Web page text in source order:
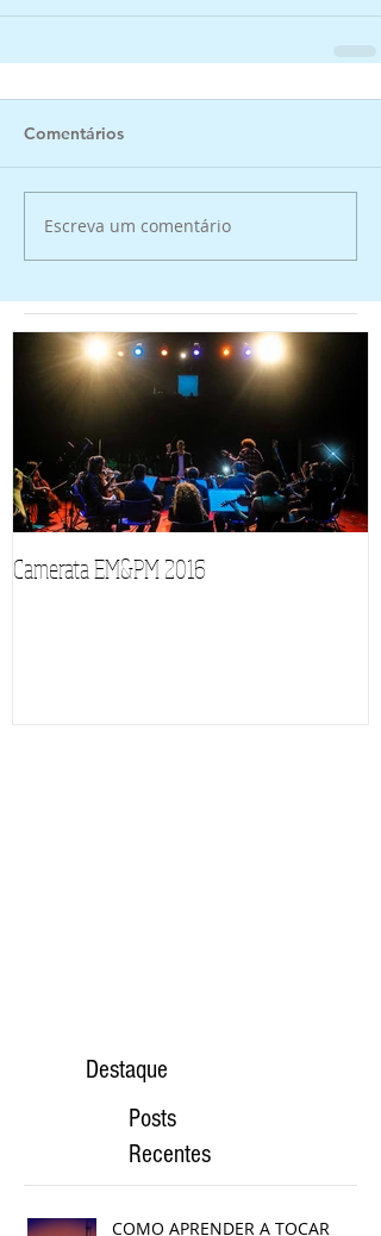
Comentários
Escreva um comentário
Camerata EM&PM 2016
Destaque
Posts
Recentes
COMO APRENDER A TOCAR